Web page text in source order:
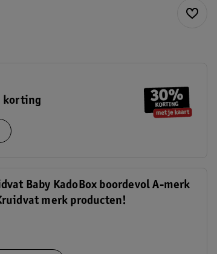
korting
Baby KadoBox boordevol A-merk
merk producten!